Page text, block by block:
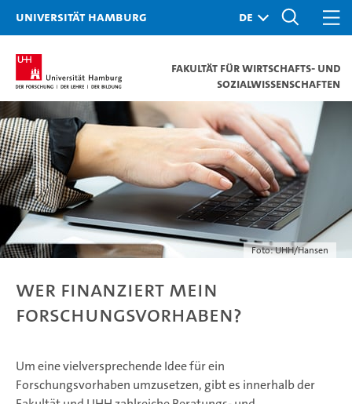
Universität Hamburg
Fakultät für Wirtschafts- und
Sozialwissenschaften
Foto: UHH/Hansen
Wer finanziert mein
Forschungsvorhaben?
Um eine vielversprechende Idee für ein
Forschungsvorhaben umzusetzen, gibt es innerhalb der